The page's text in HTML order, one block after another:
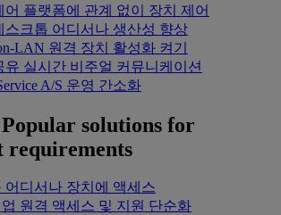
어 플랫폼에 관계 없이 장치 제어
스크톱 어디서나 생산성 향상
LAN 원격 장치 활성화 켜기
유 실시간 비주얼 커뮤니케이션
A/S 운영 간소화
Popular solutions for
requirements
어디서나 장치에 액세스
원격 액세스 및 지원 단순화